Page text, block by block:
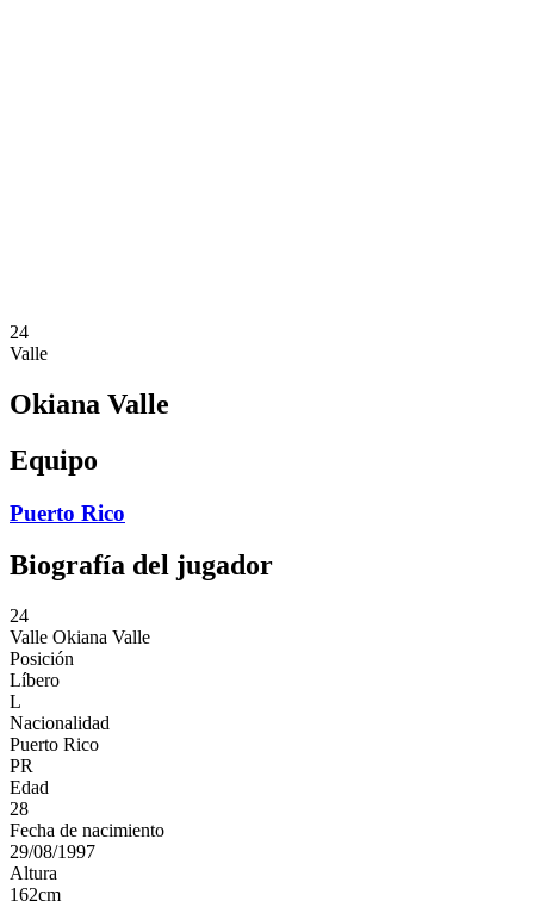
24
Valle
Okiana Valle
Equipo
Puerto Rico
Biografía del jugador
24
Valle Okiana Valle
Posición
Líbero
L
Nacionalidad
Puerto Rico
PR
Edad
28
Fecha de nacimiento
29/08/1997
Altura
162cm